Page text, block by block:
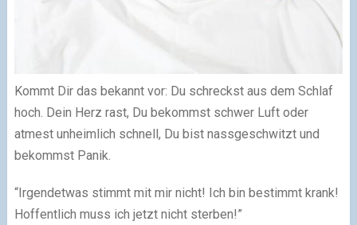
Kommt Dir das bekannt vor: Du schreckst aus dem Schlaf
hoch. Dein Herz rast, Du bekommst schwer Luft oder
atmest unheimlich schnell, Du bist nassgeschwitzt und
bekommst Panik.
“Irgendetwas stimmt mit mir nicht! Ich bin bestimmt krank!
Hoffentlich muss ich jetzt nicht sterben!”